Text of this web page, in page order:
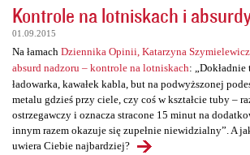
Kontrole na lotniskach i
01.09.2015
Na łamach Dziennika Opinii, Katarzyna
absurd nadzoru – kontrole na lotniskach: „Dokładnie
ładowarka, kawałek kabla, but na podwyższonej
metalu gdzieś przy ciele, czy coś w kształcie tuby –
ostrzegawczy i oznacza stracone 15 minut na
innym razem okazuje się zupełnie niewidzialny”. A
uwiera Ciebie najbardziej?